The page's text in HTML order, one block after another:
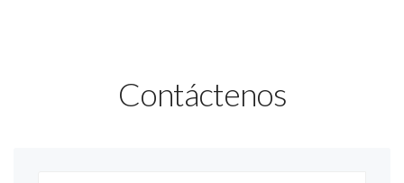
Contáctenos